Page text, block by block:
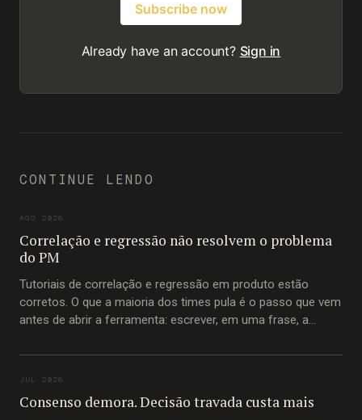
Subscribe now
Already have an account? Sign in
CONTINUE LENDO
AGO 2026
Correlação e regressão não resolvem o problema
do PM
Tutoriais de correlação e regressão em produto estão
corretos. O que a maioria dos times pula é o passo que vem
antes de abrir a ferramenta: escrever, em uma frase, a
JUL 2026
Consenso demora. Decisão travada custa mais